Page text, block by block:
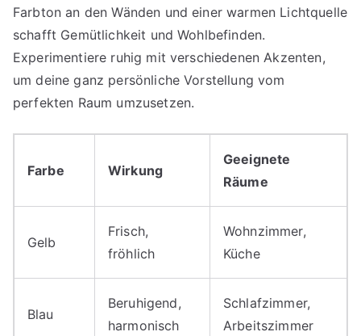
Farbton an den Wänden und einer warmen Lichtquelle
schafft Gemütlichkeit und Wohlbefinden.
Experimentiere ruhig mit verschiedenen Akzenten,
um deine ganz persönliche Vorstellung vom
perfekten Raum umzusetzen.
Farbe Wirkung
Geeignete
Räume
Gelb
Frisch,
fröhlich
Wohnzimmer,
Küche
Blau
Beruhigend,
harmonisch
Schlafzimmer,
Arbeitszimmer